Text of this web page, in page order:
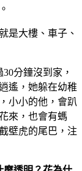
是大樓、車子、
分鐘沒到家，
遙，她躲在幼稚
小小的他，會趴
來，也會有螞
壁虎的尾巴，注